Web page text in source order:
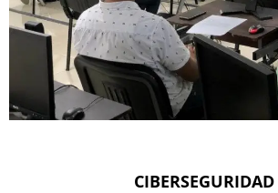
CIBERSEGURIDAD